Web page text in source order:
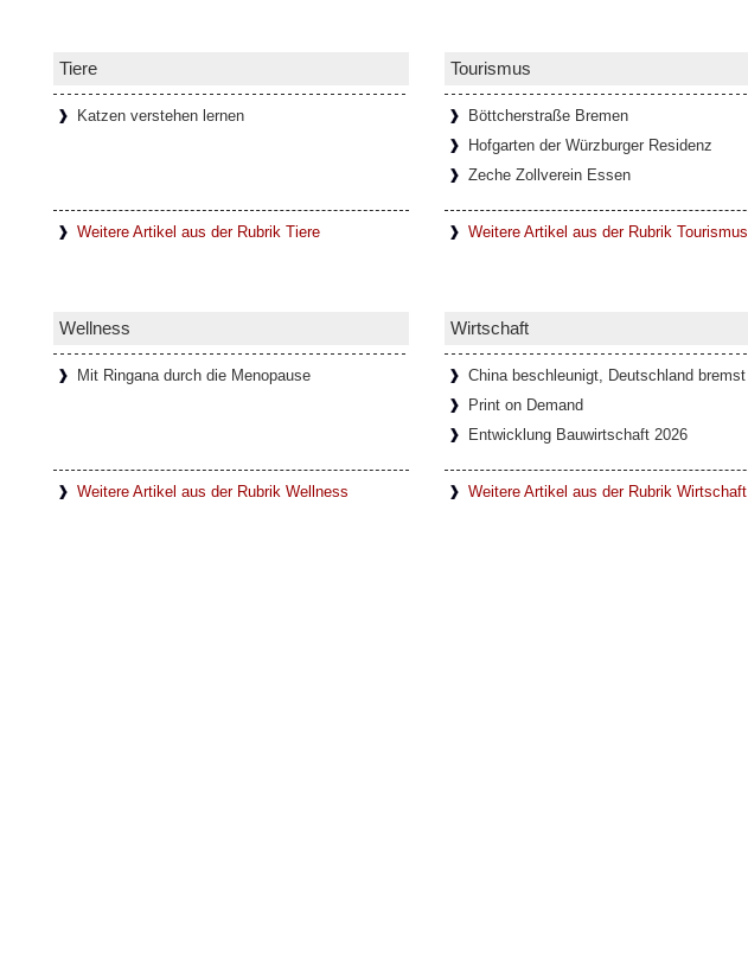
Tiere
Katzen verstehen lernen
Weitere Artikel aus der Rubrik Tiere
Tourismus
Böttcherstraße Bremen
Hofgarten der Würzburger Residenz
Zeche Zollverein Essen
Weitere Artikel aus der Rubrik Tourismus
Wellness
Mit Ringana durch die Menopause
Weitere Artikel aus der Rubrik Wellness
Wirtschaft
China beschleunigt, Deutschland bremst
Print on Demand
Entwicklung Bauwirtschaft 2026
Weitere Artikel aus der Rubrik Wirtschaft